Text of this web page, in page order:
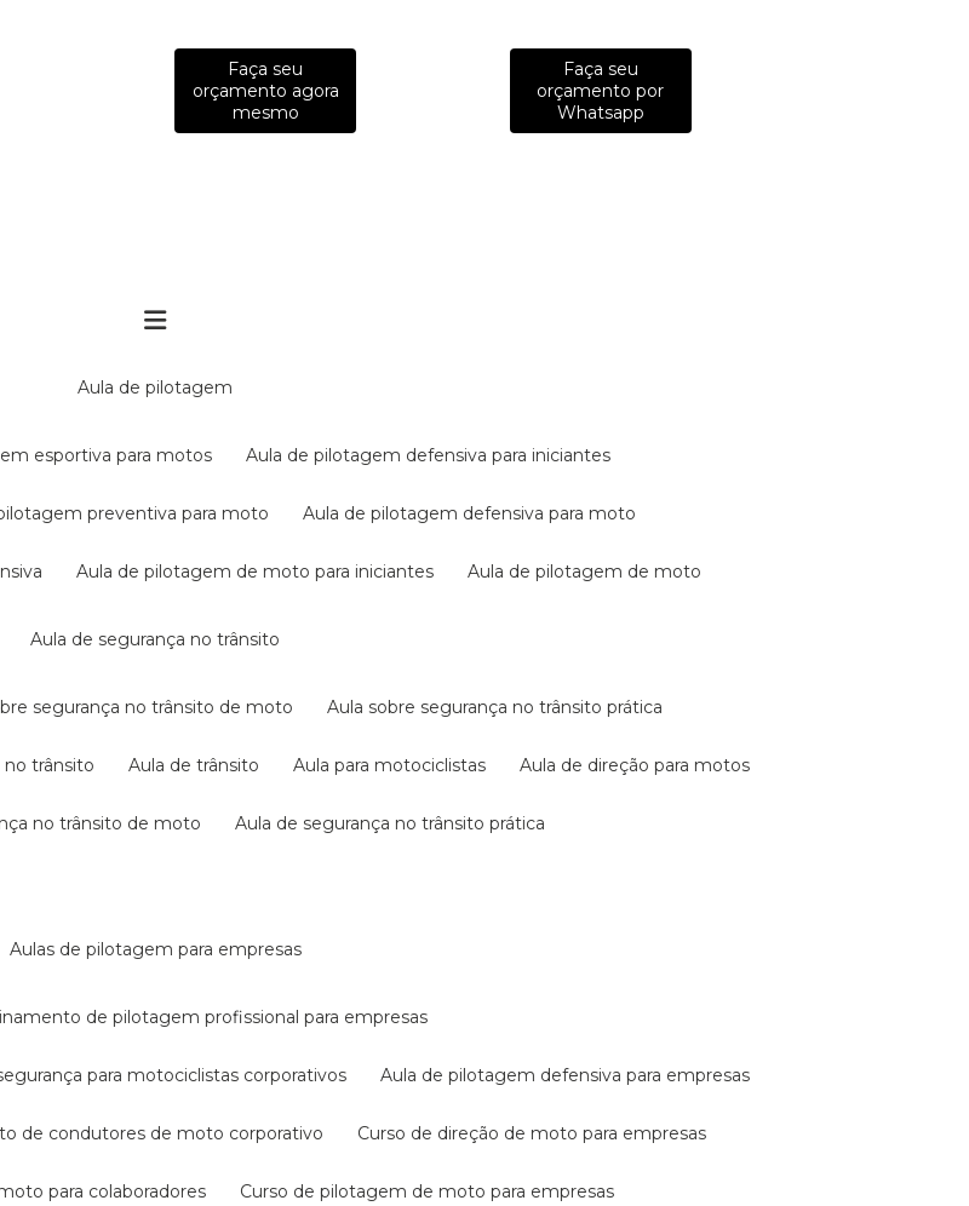
Faça seu
orçamento agora
mesmo
Faça seu
orçamento por
Whatsapp
aula de pilotagem
esportiva para motos aula de pilotagem defensiva para iniciantes
pilotagem preventiva para moto aula de pilotagem defensiva para moto
aula de pilotagem de moto para iniciantes aula de pilotagem de moto
aula de segurança no trânsito
segurança no trânsito de moto aula sobre segurança no trânsito prática
no trânsito aula de trânsito aula para motociclistas aula de direção para motos
no trânsito de moto aula de segurança no trânsito prática
aulas de pilotagem para empresas
de pilotagem profissional para empresas
para motociclistas corporativos aula de pilotagem defensiva para empresas
de condutores de moto corporativo curso de direção de moto para empresas
moto para colaboradores curso de pilotagem de moto para empresas